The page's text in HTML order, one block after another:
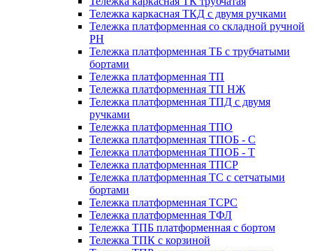
Тележка каркасная ТКД с двумя ручками
Тележка платформенная со складной ручной
PH
Тележка платформенная ТБ с трубчатыми
бортами
Тележка платформенная ТП
Тележка платформенная ТП НЖ
Тележка платформенная ТПД с двумя
ручками
Тележка платформенная ТПО
Тележка платформенная ТПОБ - С
Тележка платформенная ТПОБ - Т
Тележка платформенная ТПСР
Тележка платформенная ТС с сетчатыми
бортами
Тележка платформенная ТСРС
Тележка платформенная ТФЛ
Тележка ТПБ платформенная с бортом
Тележка ТПК с корзиной